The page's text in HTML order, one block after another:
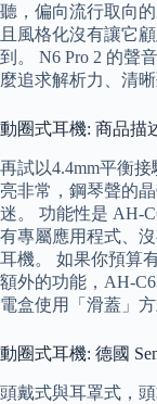
聽，偏向流行取向
且風格化沒有讓它
到。 N6 Pro 2 的聲
麼追求解析力、清
動圈式耳機: 商品描
再試以4.4mm平衡
亮非常，鋼琴聲的
迷。 功能性是 AH-
有專屬應用程式、
耳機。 如果你預算
額外的功能，AH-
電盒使用「滑蓋」
動圈式耳機: 德國
頭戴式與耳罩式，